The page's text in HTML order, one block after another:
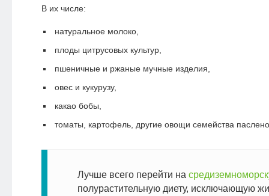
В их числе:
натуральное молоко,
плоды цитрусовых культур,
пшеничные и ржаные мучные изделия,
овес и кукурузу,
какао бобы,
томаты, картофель, другие овощи семейства
Лучше всего перейти на
полурастительную диету, исключающую